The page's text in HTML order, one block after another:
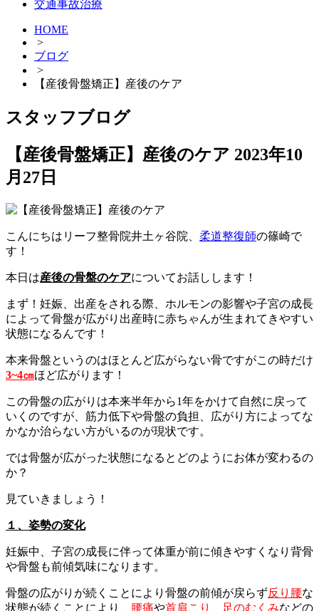
交通事故治療
HOME
>
ブログ
>
【産後骨盤矯正】産後のケア
スタッフブログ
【産後骨盤矯正】産後のケア 2023年10
月27日
こんにちはリーフ整骨院井土ヶ谷院、 柔道整復師の篠崎で
す！
本日は産後の骨盤のケアについてお話しします！
まず！妊娠、出産をされる際、ホルモンの影響や子宮の成長
によって骨盤が広がり出産時に赤ちゃんが生まれてきやすい
状態になるんです！
本来骨盤というのはほとんど広がらない骨ですがこの時だけ
3~4㎝ほど広がります！
この骨盤の広がりは本来半年から1年をかけて自然に戻って
いくのですが、筋力低下や骨盤の負担、広がり方によってな
かなか治らない方がいるのが現状です。
では骨盤が広がった状態になるとどのようにお体が変わるの
か？
見ていきましょう！
１、姿勢の変化
妊娠中、子宮の成長に伴って体重が前に傾きやすくなり背骨
や骨盤も前傾気味になります。
骨盤の広がりが続くことにより骨盤の前傾が戻らず反り腰な
状態が続くことにより、 腰痛や首肩こり 足のむくみなどの